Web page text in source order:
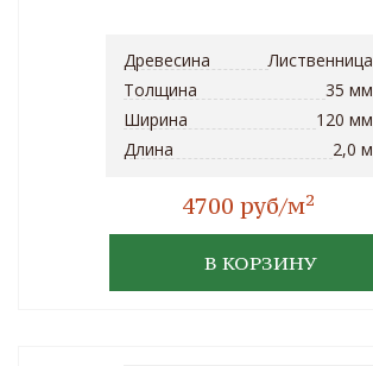
Древесина
Лиственница
Толщина
35 мм
Ширина
120 мм
Длина
2,0 м
4700 руб/м2
В КОРЗИНУ